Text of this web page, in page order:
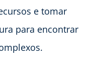
e tomar
para encontrar